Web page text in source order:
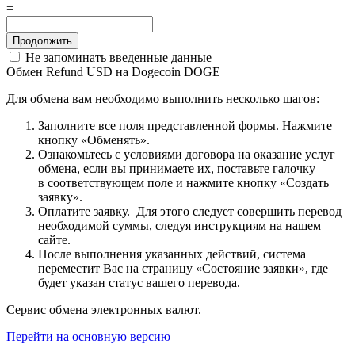
=
Не запоминать введенные данные
Обмен Refund USD на Dogecoin DOGE
Для обмена вам необходимо выполнить несколько шагов:
Заполните все поля представленной формы. Нажмите
кнопку «Обменять».
Ознакомьтесь с условиями договора на оказание услуг
обмена, если вы принимаете их, поставьте галочку
в соответствующем поле и нажмите кнопку «Создать
заявку».
Оплатите заявку. Для этого следует совершить перевод
необходимой суммы, следуя инструкциям на нашем
сайте.
После выполнения указанных действий, система
переместит Вас на страницу «Состояние заявки», где
будет указан статус вашего перевода.
Сервис обмена электронных валют.
Перейти на основную версию